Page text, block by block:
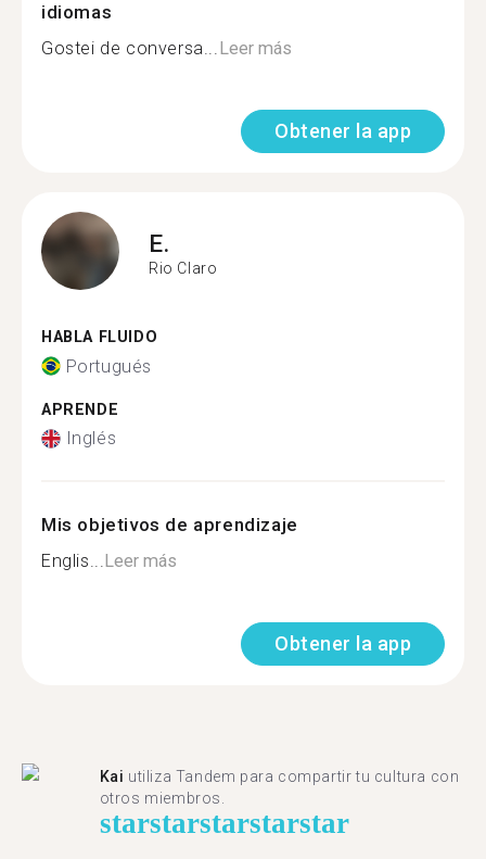
idiomas
Gostei de conversa...Leer más
Obtener la app
E.
Rio Claro
HABLA FLUIDO
Portugués
APRENDE
Inglés
Mis objetivos de aprendizaje
Englis...Leer más
Obtener la app
Kai utiliza Tandem para compartir tu cultura con
otros miembros.
starstarstarstarstar